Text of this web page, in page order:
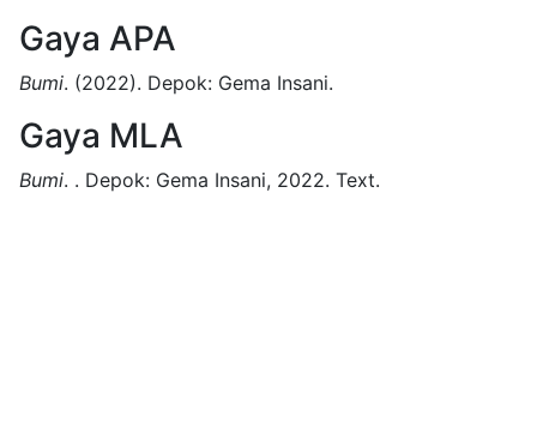
Gaya APA
Bumi. (2022). Depok: Gema Insani.
Gaya MLA
Bumi. . Depok: Gema Insani, 2022. Text.